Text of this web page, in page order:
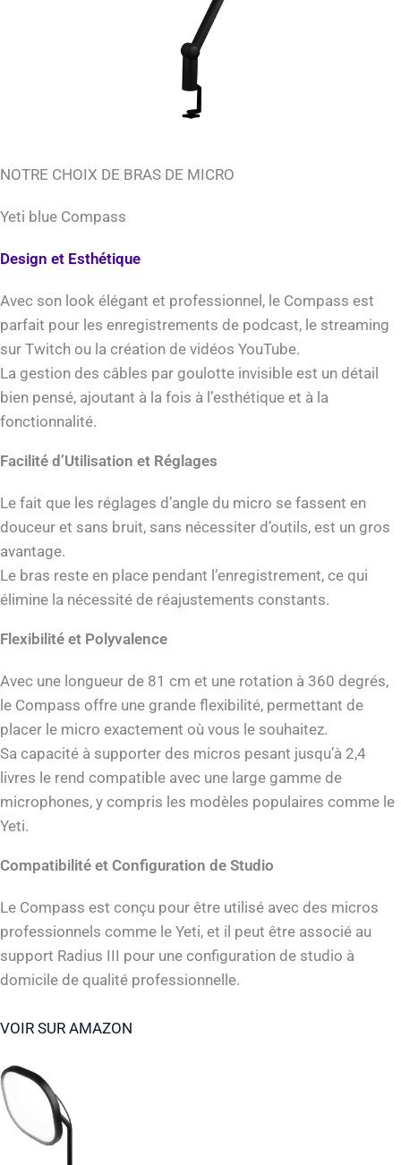
NOTRE CHOIX DE BRAS DE MICRO
Yeti blue Compass
Design et Esthétique
Avec son look élégant et professionnel, le Compass est
parfait pour les enregistrements de podcast, le streaming
sur Twitch ou la création de vidéos YouTube.
La gestion des câbles par goulotte invisible est un détail
bien pensé, ajoutant à la fois à l’esthétique et à la
fonctionnalité.
Facilité d’Utilisation et Réglages
Le fait que les réglages d’angle du micro se fassent en
douceur et sans bruit, sans nécessiter d’outils, est un gros
avantage.
Le bras reste en place pendant l’enregistrement, ce qui
élimine la nécessité de réajustements constants.
Flexibilité et Polyvalence
Avec une longueur de 81 cm et une rotation à 360 degrés,
le Compass offre une grande flexibilité, permettant de
placer le micro exactement où vous le souhaitez.
Sa capacité à supporter des micros pesant jusqu’à 2,4
livres le rend compatible avec une large gamme de
microphones, y compris les modèles populaires comme le
Yeti.
Compatibilité et Configuration de Studio
Le Compass est conçu pour être utilisé avec des micros
professionnels comme le Yeti, et il peut être associé au
support Radius III pour une configuration de studio à
domicile de qualité professionnelle.
VOIR SUR AMAZON